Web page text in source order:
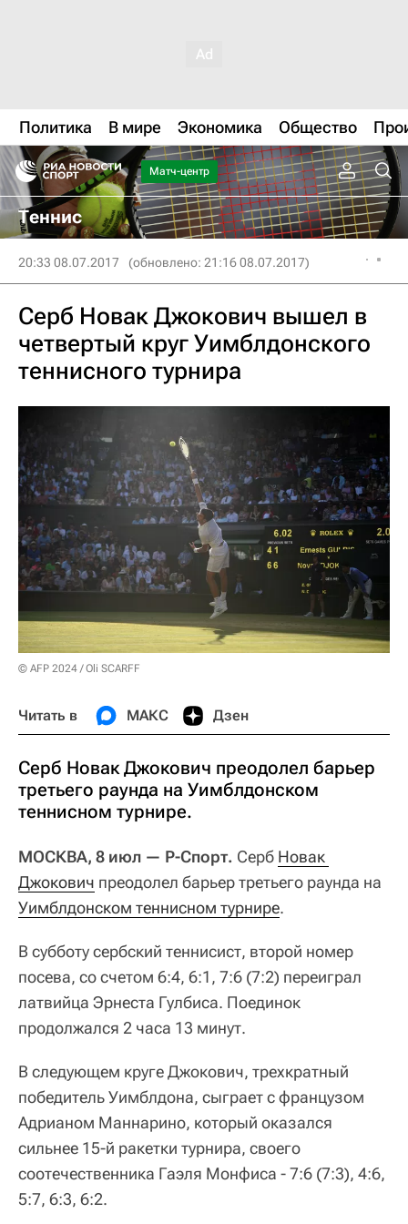
Политика В мире Экономика Общество
Матч-центр
Теннис
20:33 08.07.2017 (обновлено: 21:16 08.07.2017)
Серб Новак Джокович вышел в
четвертый круг Уимблдонского
теннисного турнира
© AFP 2024 / Oli SCARFF
Читать в МАКС Дзен
Серб Новак Джокович преодолел барьер
третьего раунда на Уимблдонском
теннисном турнире.
МОСКВА, 8 июл — Р-Спорт. Серб Новак
Джокович преодолел барьер третьего раунда на
Уимблдонском теннисном турнире.
В субботу сербский теннисист, второй номер
посева, со счетом 6:4, 6:1, 7:6 (7:2) переиграл
латвийца Эрнеста Гулбиса. Поединок
продолжался 2 часа 13 минут.
В следующем круге Джокович, трехкратный
победитель Уимблдона, сыграет с французом
Адрианом Маннарино, который оказался
сильнее 15-й ракетки турнира, своего
соотечественника Гаэля Монфиса - 7:6 (7:3), 4:6,
5:7, 6:3, 6:2.